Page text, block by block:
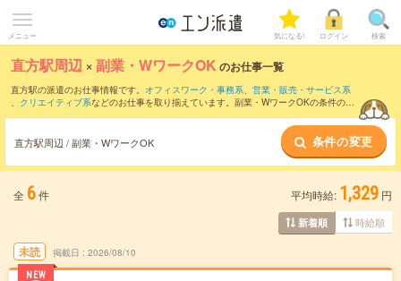
メニュー 気になる! ログイン 検索
直方駅周辺 ×副業・WワークOK のお仕事一覧
直方駅の派遣のお仕事情報です。 オフィスワーク・事務系、 営業・販売・サービス系
、 クリエイティブ系などのお仕事を取り揃えています。副業・WワークOKの条件の他
直方駅周辺 / 副業・WワークOK 条件の変更
全 6件 平均時給: 1,329 円
新着順 時給順
未読
NEW
掲載日 2026/08/10